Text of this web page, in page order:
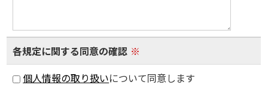
各規定に関する同意の確認 ※
個人情報の取り扱いについて同意します